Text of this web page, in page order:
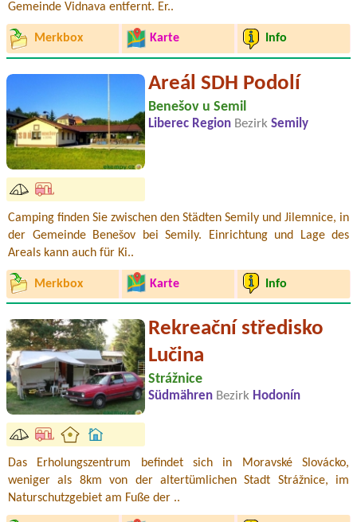
Gemeinde Vidnava entfernt. Er..
Merkbox Karte Info
Areál SDH Podolí
Benešov u Semil
Liberec Region Bezirk Semily
Camping finden Sie zwischen den Städten Semily und Jilemnice, in
der Gemeinde Benešov bei Semily. Einrichtung und Lage des
Areals kann auch für Ki..
Merkbox Karte Info
Rekreační středisko
Lučina
Strážnice
Südmähren Bezirk Hodonín
Das Erholungszentrum befindet sich in Moravské Slovácko,
weniger als 8km von der altertümlichen Stadt Strážnice, im
Naturschutzgebiet am Fuße der ..